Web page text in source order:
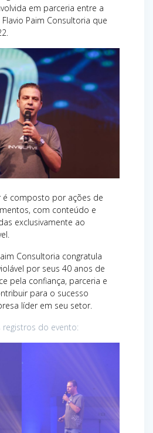
em parceria entre a
Paim Consultoria que
é composto por ações de
com conteúdo e
exclusivamente ao
Consultoria congratula
por seus 40 anos de
pela confiança, parceria e
para o sucesso
líder em seu setor.
registros do evento: